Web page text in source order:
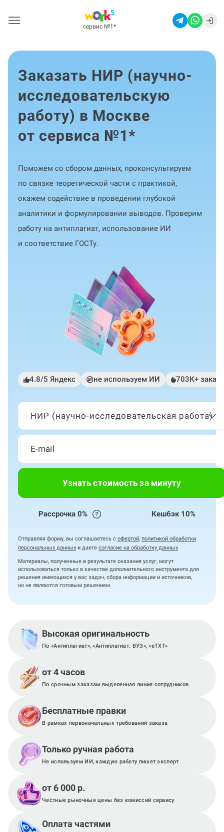
сервис №1 *
Заказать НИР (научно-
исследовательскую
работу) в Москве
от сервиса №1*
Поможем со сбором данных, проконсультируем
по связке теоретической части с практикой,
окажем содействие в проведении глубокой
аналитики и формулировании выводов. Проверим
работу на антиплагиат, использование ИИ
и соответствие ГОСТу.
4.8/5 Яндекс не используем ИИ 703К+
НИР (научно-исследовательская работа)
Узнать стоимость за минуту
Рассрочка 0% Кешбэк 10%
Отправляя форму, вы соглашаетесь с офертой, политикой обработки
персональных данных и даете согласие на обработку данных
Материалы, полученные в результате оказания услуг, могут
использоваться только в качестве дополнительного инструмента для
решения имеющихся у вас задач, сбора информации и источников,
но не являются готовым решением.
Высокая оригинальность
По «Антиплагиат», «Антиплагиат. ВУЗ», «eTXT»
от 4 часов
По срочным заказам выделенная линия сотрудников
Бесплатные правки
В рамках первоначальных требований заказа
Только ручная работа
Не используем ИИ, каждую работу пишет эксперт
от 6 000 р.
Честные рыночные цены без комиссий сервису
Оплата частями